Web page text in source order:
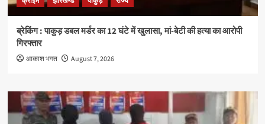
ब्रेकिंग : पाकुड़ डबल मर्डर का 12 घंटे में खुलासा, मां-बेटी की हत्या का आरोपी
गिरफ्तार
आकाश भगत August 7, 2026